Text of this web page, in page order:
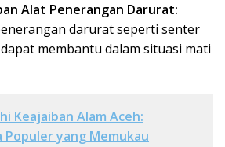
Alat Penerangan Darurat:
darurat seperti senter
membantu dalam situasi mati
Keajaiban Alam Aceh:
Populer yang Memukau